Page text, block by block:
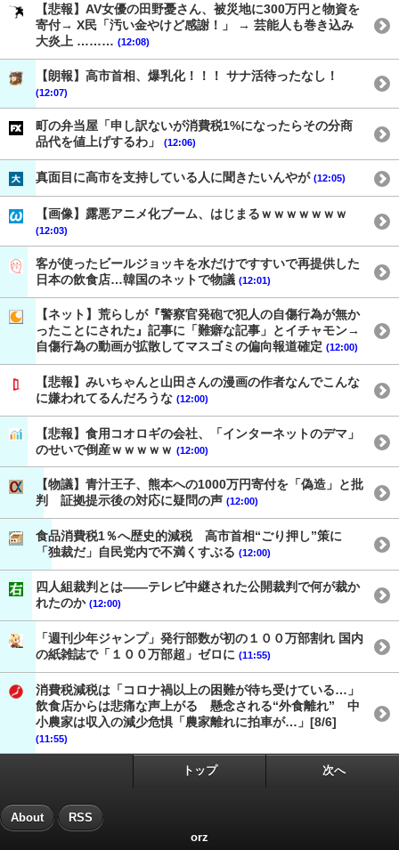
【悲報】AV女優の田野憂さん、被災地に300万円と物資を
寄付→ X民「汚い金やけど感謝！」 → 芸能人も巻き込み
大炎上 ……… (12:08)
【朗報】高市首相、爆乳化！！！ サナ活待ったなし！
(12:07)
町の弁当屋「申し訳ないが消費税1%になったらその分商
品代を値上げするわ」
(12:06)
真面目に高市を支持している人に聞きたいんやが (12:05)
【画像】露悪アニメ化ブーム、はじまるｗｗｗｗｗｗｗ
(12:03)
客が使ったビールジョッキを水だけですすいで再提供した
日本の飲食店…韓国のネットで物議 (12:01)
【ネット】荒らしが『警察官発砲で犯人の自傷行為が無か
ったことにされた』記事に「難癖な記事」とイチャモン→
自傷行為の動画が拡散してマスゴミの偏向報道確定 (12:00)
【悲報】みいちゃんと山田さんの漫画の作者なんでこんな
に嫌われてるんだろうな (12:00)
【悲報】食用コオロギの会社、「インターネットのデマ」
のせいで倒産ｗｗｗｗｗ (12:00)
【物議】青汁王子、熊本への1000万円寄付を「偽造」と批
判 証拠提示後の対応に疑問の声 (12:00)
食品消費税1％へ歴史的減税 高市首相“ごり押し”策に
「独裁だ」自民党内で不満くすぶる (12:00)
四人組裁判とは——テレビ中継された公開裁判で何が裁か
れたのか (12:00)
「週刊少年ジャンプ」発行部数が初の１００万部割れ 国内
の紙雑誌で「１００万部超」ゼロに (11:55)
消費税減税は「コロナ禍以上の困難が待ち受けている…」
飲食店からは悲痛な声上がる 懸念される“外食離れ” 中
小農家は収入の減少危惧「農家離れに拍車が…」[8/6]
(11:55)
トップ 次へ
About RSS
orz